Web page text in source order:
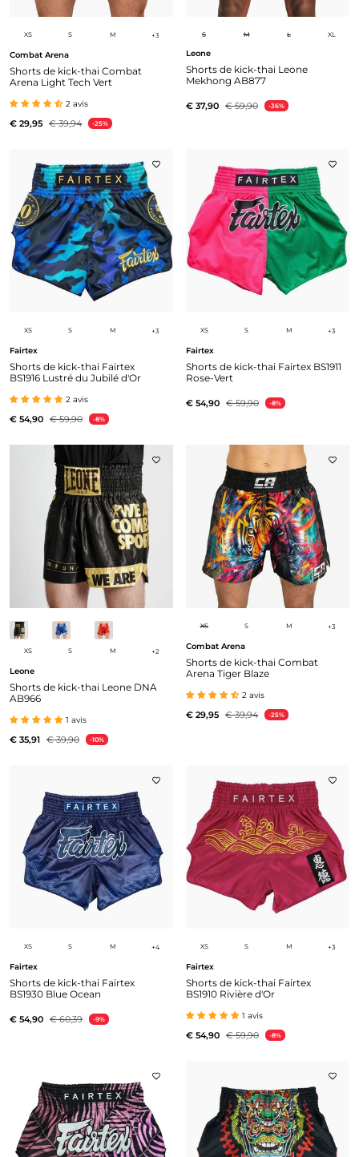
XS S M +3
Combat Arena
Shorts de kick-thai Combat
Arena Light Tech Vert
2 avis
€ 29,95 € 39,94 -25%
S M L XL
Leone
Shorts de kick-thai Leone
Mekhong AB877
€ 37,90 € 59,90 -36%
XS S M +3
Fairtex
Shorts de kick-thai Fairtex
BS1916 Lustré du Jubilé d'Or
2 avis
€ 54,90 € 59,90 -8%
XS S M +3
Fairtex
Shorts de kick-thai Fairtex BS1911
Rose-Vert
€ 54,90 € 59,90 -8%
XS S M +2
Leone
Shorts de kick-thai Leone DNA
AB966
1 avis
€ 35,91 € 39,90 -10%
XS S M +3
Combat Arena
Shorts de kick-thai Combat
Arena Tiger Blaze
2 avis
€ 29,95 € 39,94 -25%
XS S M +4
Fairtex
Shorts de kick-thai Fairtex
BS1930 Blue Ocean
€ 54,90 € 60,39 -9%
XS S M +3
Fairtex
Shorts de kick-thai Fairtex
BS1910 Rivière d'Or
1 avis
€ 54,90 € 59,90 -8%